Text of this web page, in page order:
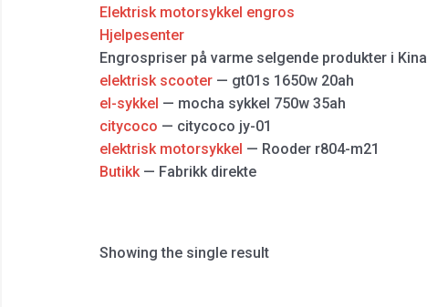
Elektrisk motorsykkel engros
Hjelpesenter
Engrospriser på varme selgende produkter i Kina
elektrisk scooter— gt01s 1650w 20ah
el-sykkel — mocha sykkel 750w 35ah
citycoco — citycoco jy-01
elektrisk motorsykkel — Rooder r804-m21
Butikk— Fabrikk direkte
Showing the single result